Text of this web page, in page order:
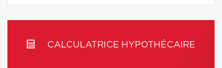
CALCULATRICE HYPOTHÉCAIRE